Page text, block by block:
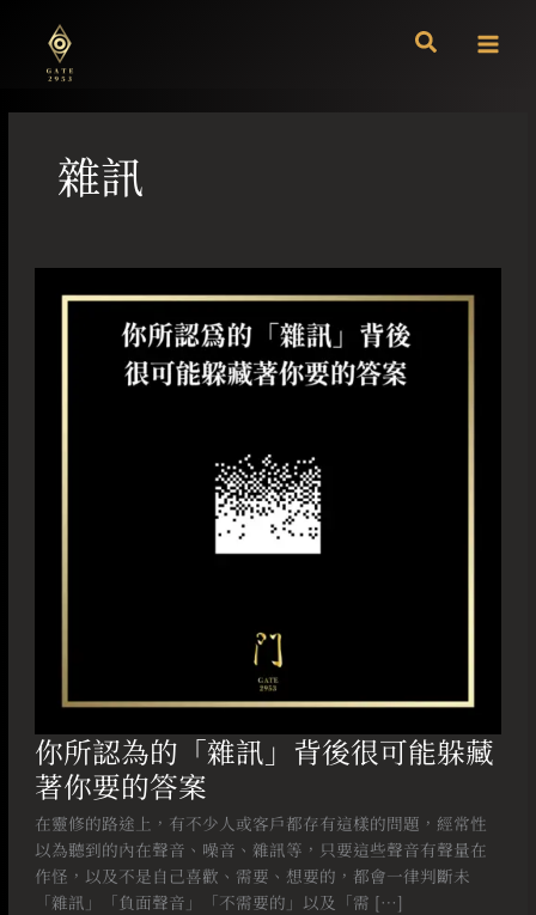
內
雜訊
你所認為的「雜訊」背後很可能躲藏
著你要的答案
在靈修的路途上，有不少人或客戶都存有這樣的問題，經常性
以為聽到的內在聲音、噪音、雜訊等，只要這些聲音有聲量在
作怪，以及不是自己喜歡、需要、想要的，都會一律判斷未
「雜訊」「負面聲音」「不需要的」以及「需 […]
案